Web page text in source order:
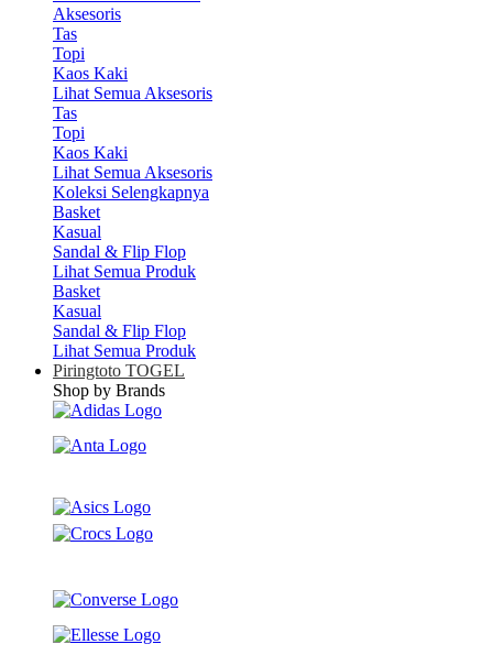
Aksesoris
Tas
Topi
Kaos Kaki
Lihat Semua Aksesoris
Tas
Topi
Kaos Kaki
Lihat Semua Aksesoris
Koleksi Selengkapnya
Basket
Kasual
Sandal & Flip Flop
Lihat Semua Produk
Basket
Kasual
Sandal & Flip Flop
Lihat Semua Produk
Piringtoto TOGEL
Shop by Brands